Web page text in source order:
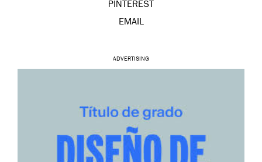
PINTEREST
EMAIL
ADVERTISING